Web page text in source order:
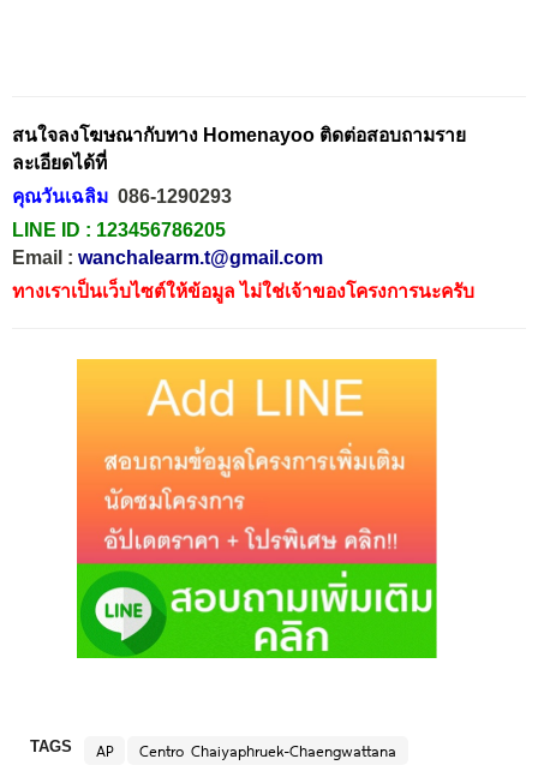
สนใจลงโฆษณากับทาง Homenayoo ติดต่อสอบถามราย
ละเอียดได้ที่
คุณวันเฉลิม 086-1290293
LINE ID : 123456786205
Email : wanchalearm.t@gmail.com
ทางเราเป็นเว็บไซต์ให้ข้อมูล ไม่ใช่เจ้าของโครงการนะครับ
TAGS AP
Centro Chaiyaphruek-Chaengwattana